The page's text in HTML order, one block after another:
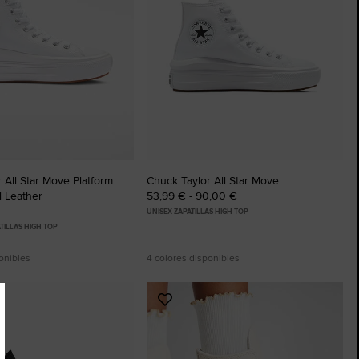
All Star Move Platform
Leather
HIGH TOP
Chuck Taylor All Star Move
53,99 € - 90,00 €
UNISEX ZAPATILLAS HIGH TOP
4 colores disponibles
Añadir